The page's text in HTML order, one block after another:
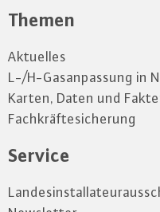
Themen
Aktuelles
L-/H-Gasanpassung in
Karten, Daten und
Fachkräftesicherung
Service